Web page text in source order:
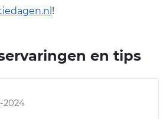
!
en tips
2024